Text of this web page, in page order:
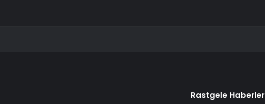
Rastgele Haberler